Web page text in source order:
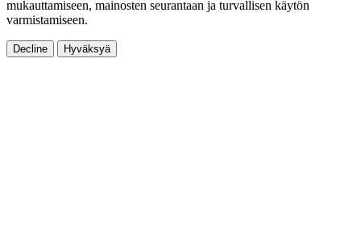
mukauttamiseen, mainosten seurantaan ja turvallisen käytön
varmistamiseen.
Decline Hyväksyä